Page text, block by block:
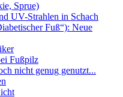
Sprue)
UV-Strahlen in Schach
Fuß“): Neue
Fußpilz
nicht genug genutzt...